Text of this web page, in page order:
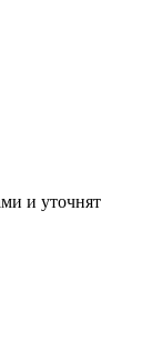
и уточнят